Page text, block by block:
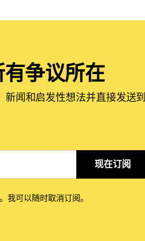
争议所在
新闻和启发性想法并直接发送到
现在订阅
我可以随时取消订阅。